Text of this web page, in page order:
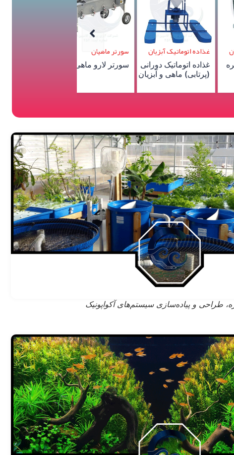
سورتر ماهیان
سورتر لارو ماهی
سورتر ماهیان
سورتر ماهی پرواری
طراحی و پیاده‌سازی سیستم‌های آکواپونیک